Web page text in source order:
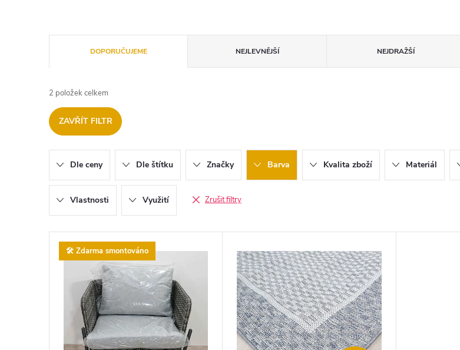
a
z
e
n
í
p
DOPORUČUJEME NEJLEVNĚJŠÍ NEJDRAŽŠÍ
2 položek celkem
ZAVŘÍT FILTR
Dle ceny Dle štítku Značky Barva Kvalita zboží Materiál
Vlastnosti Využití Zrušit filtry
V🛠️ Zdarma smontováno